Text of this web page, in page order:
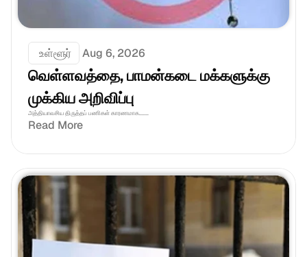
உள்ளூர் Aug 6, 2026
வெள்ளவத்தை, பாமன்கடை மக்களுக்கு
முக்கிய அறிவிப்பு
அத்தியாவசிய திருத்தப் பணிகள் காரணமாக.......
Read More